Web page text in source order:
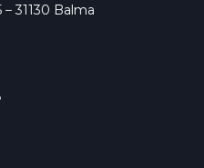
31130 Balma